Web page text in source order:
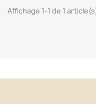
Affichage 1-1 de 1